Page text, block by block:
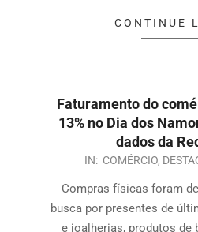
CONTINUE
Faturamento do
13% no Dia dos
dados da
IN: COMÉRCIO,
Compras físicas foram
busca por presentes de
e joalherias, produtos de